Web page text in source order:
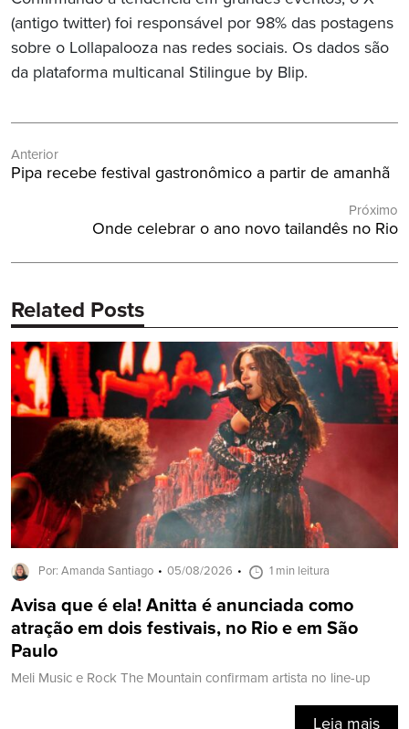
(antigo twitter) foi responsável por 98% das postagens
sobre o Lollapalooza nas redes sociais. Os dados são
da plataforma multicanal Stilingue by Blip.
de
Post
Anterior
Post
Pipa recebe festival gastronômico a partir de amanhã
Próximo
Próximo
Onde celebrar o ano novo tailandês no Rio
Related Posts
Por: Amanda Santiago 05/08/2026 1 min leitura
Avisa que é ela! Anitta é anunciada como
atração em dois festivais, no Rio e em São
Paulo
Meli Music e Rock The Mountain confirmam artista no line-up
Leia mais